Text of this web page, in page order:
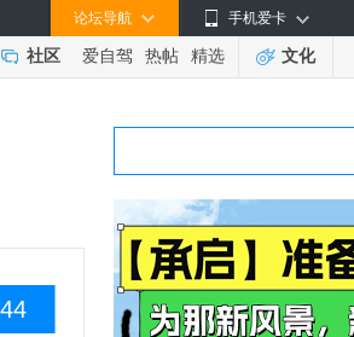
手机爱卡
论坛导航
社区 爱自驾 热帖 精选 文化